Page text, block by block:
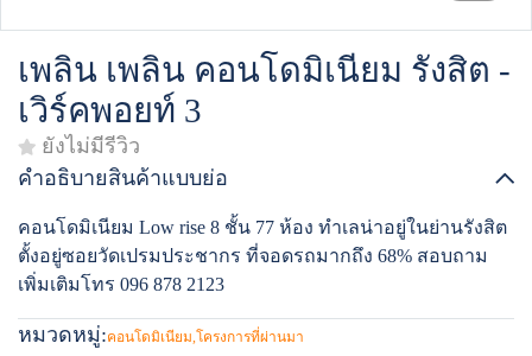
เพลิน เพลิน คอนโดมิเนียม รังสิต -
เวิร์คพอยท์ 3
ยังไม่มีรีวิว
คำอธิบายสินค้าแบบย่อ
คอนโดมิเนียม Low rise 8 ชั้น 77 ห้อง ทำเลน่าอยู่ในย่านรังสิต
ตั้งอยู่ซอยวัดเปรมประชากร ที่จอดรถมากถึง 68% สอบถาม
เพิ่มเติมโทร 096 878 2123
หมวดหมู่:คอนโดมิเนียม,โครงการที่ผ่านมา